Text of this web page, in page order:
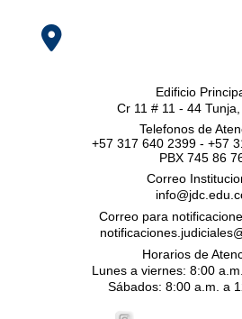
Edificio
Cr 11 # 11 - 44
Telefonos de
+57 317 640 2399 - +57
PBX 745 86
Correo
Correo para
Horarios de
Lunes a viernes: 8:00
Sábados: 8:00 a.m. a